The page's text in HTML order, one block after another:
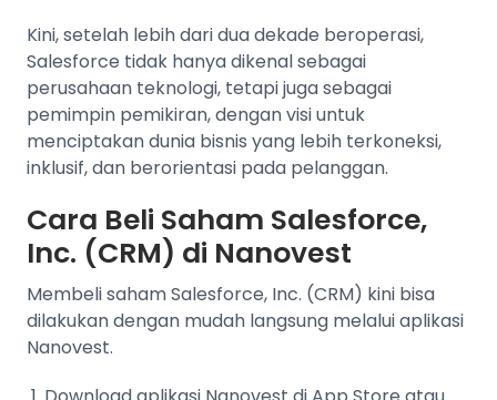
Kini, setelah lebih dari dua dekade beroperasi,
Salesforce tidak hanya dikenal sebagai
perusahaan teknologi, tetapi juga sebagai
pemimpin pemikiran, dengan visi untuk
menciptakan dunia bisnis yang lebih terkoneksi,
inklusif, dan berorientasi pada pelanggan.
Cara Beli Saham Salesforce,
Inc. (CRM) di Nanovest
Membeli saham Salesforce, Inc. (CRM) kini bisa
dilakukan dengan mudah langsung melalui aplikasi
Nanovest.